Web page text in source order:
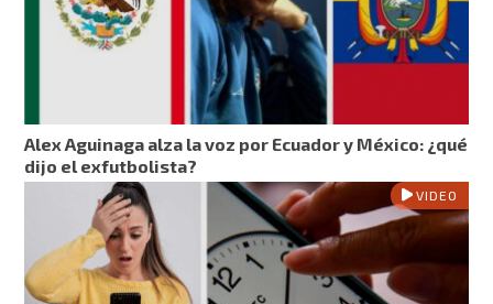
Alex Aguinaga alza la voz por Ecuador y México: ¿qué
dijo el exfutbolista?
VIDEO